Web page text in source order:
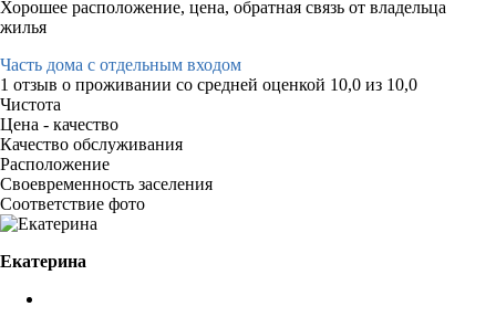
Хорошее расположение, цена, обратная связь от владельца
жилья
Часть дома с отдельным входом
1 отзыв о проживании со средней оценкой 10,0 из 10,0
Чистота
Цена - качество
Качество обслуживания
Расположение
Своевременность заселения
Соответствие фото
Екатерина